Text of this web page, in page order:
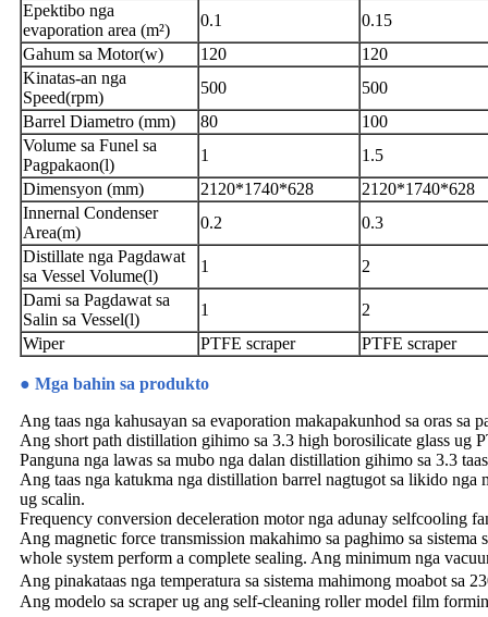
Epektibo nga
evaporation area (m²)
0.1
0.15
Gahum sa Motor(w)
120
120
Kinatas-an nga
Speed(rpm)
500
500
Barrel Diametro (mm)
80
100
Volume sa Funel sa
Pagpakaon(l)
1
1.5
Dimensyon (mm)
2120*1740*628
2120*1740*628
Innernal Condenser
Area(m)
0.2
0.3
Distillate nga Pagdawat
sa Vessel Volume(l)
1
2
Dami sa Pagdawat sa
Salin sa Vessel(l)
1
2
Wiper
PTFE scraper PTFE scraper
● Mga bahin sa produkto
Ang taas nga kahusayan sa evaporation makapakunhod sa oras sa
Ang short path distillation gihimo sa 3.3 high borosilicate glass ug
Panguna nga lawas sa mubo nga dalan distillation gihimo sa 3.3
Ang taas nga katukma nga distillation barrel nagtugot sa likido
ug scalin.
Frequency conversion deceleration motor nga adunay selfcooling
Ang magnetic force transmission makahimo sa paghimo sa
whole system perform a complete sealing. Ang minimum nga
Ang pinakataas nga temperatura sa sistema mahimong moabot
Ang modelo sa scraper ug ang self-cleaning roller model film